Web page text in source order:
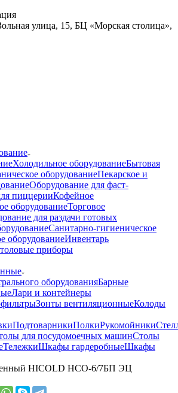
улица, 15, БЦ «Морская столица»,
Холодильное оборудованиеБытовая
оборудованиеПекарское и
Оборудование для фаст-
пиццерииКофейное
оборудованиеТорговое
для раздачи готовых
Санитарно-гигиеническое
оборудованиеИнвентарь
приборы
оборудованияБарные
Лари и контейнеры
Зонты вентиляционныеКолоды
ПодтоварникиПолкиРукомойники
для посудомоечных машинСтолы
ТележкиШкафы гардеробныеШкафы
HICOLD НСО-6/7БП ЭЦ